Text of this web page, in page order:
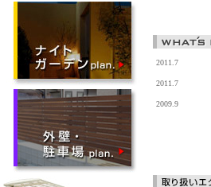
2011.7
2011.7
2009.9